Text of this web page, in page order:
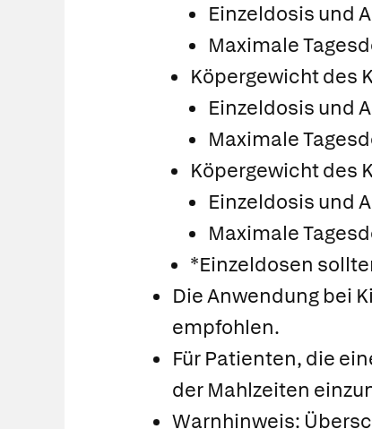
Einzeldosis und
Maximale
Köpergewicht des
Einzeldosis und
Maximale
Köpergewicht des
Einzeldosis und
Maximale
*Einzeldosen
Die Anwendung bei
empfohlen.
Für Patienten, die
der Mahlzeiten
Warnhinweis: